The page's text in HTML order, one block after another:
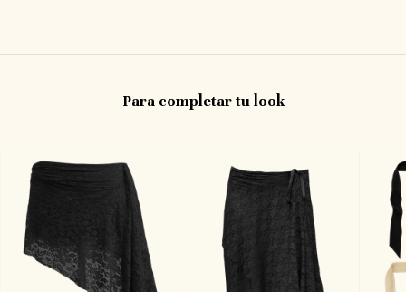
Para completar tu look